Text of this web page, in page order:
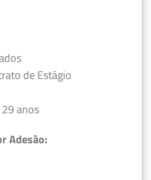
de Estágio
anos
Adesão: